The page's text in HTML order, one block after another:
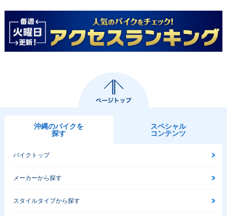
沖縄のバイクを
探す
スペシャル
コンテンツ
バイクトップ
メーカーから探す
スタイルタイプから探す